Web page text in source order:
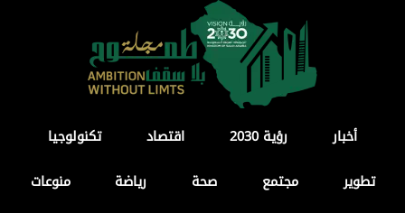
أخبار رؤية 2030 اقتصاد
تكنولوجيا
تطوير
مجتمع صحة رياضة
منوعات